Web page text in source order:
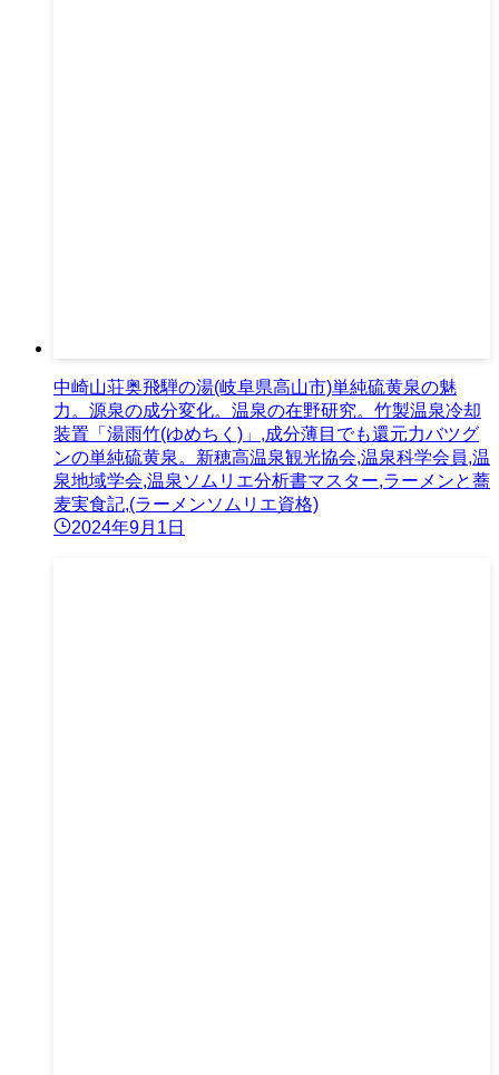
中崎山荘奥飛騨の湯(岐阜県高山市)単純硫黄泉の魅
力。源泉の成分変化。温泉の在野研究。竹製温泉冷却
装置「湯雨竹(ゆめちく)」,成分薄目でも還元力バツグ
ンの単純硫黄泉。新穂高温泉観光協会,温泉科学会員,温
泉地域学会,温泉ソムリエ分析書マスター,ラーメンと蕎
麦実食記,(ラーメンソムリエ資格)
2024年9月1日